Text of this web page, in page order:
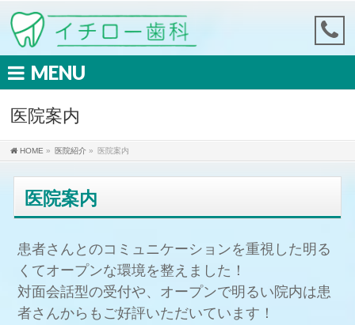
MENU
医院案内
HOME » 医院紹介 » 医院案内
医院案内
患者さんとのコミュニケーションを重視した明る
くてオープンな環境を整えました！
対面会話型の受付や、オープンで明るい院内は患
者さんからもご好評いただいています！